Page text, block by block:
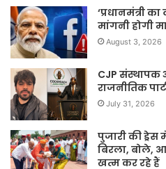
‘प्रधानमंत्री
मांगनी होगी
August 3, 2026
CJP संस्थापक
राजनीतिक
July 31, 2026
पुजारी की
बिरला, बोले,
खत्म कर रहे हैं